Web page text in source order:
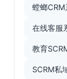
螳螂CRM
在线客服
教育
SCRM私